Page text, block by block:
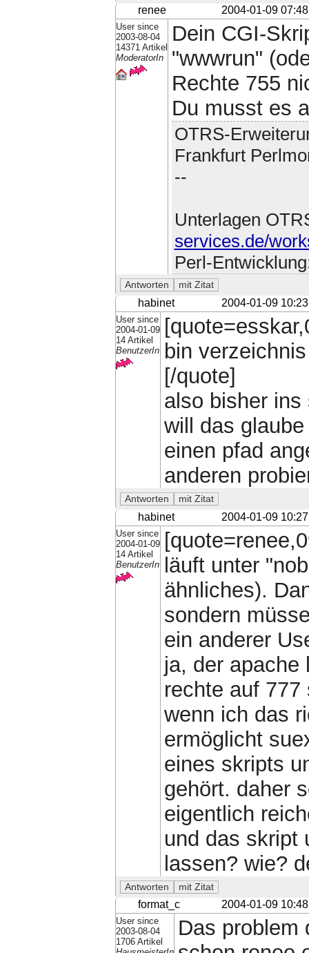
renee 2004-01-09 07:48
User since
2003-08-04
14371 Artikel
ModeratorIn
Dein CGI-
"wwwrun"
Rechte 755
Du musst es
OTRS-
Frankfurt
--
Unterlagen
services.de/
Perl-
habinet 2004-01-09 10:23
User since
2004-01-09
14 Artikel
BenutzerIn
bin
[/quote]
also bisher
will das
einen pfad
anderen
habinet 2004-01-09 10:27
User since
2004-01-09
14 Artikel
BenutzerIn
läuft unter
ähnliches).
sondern
ein anderer
ja, der apache
rechte auf
wenn ich das
ermöglicht
eines skripts
gehört. daher
eigentlich
und das skript
lassen? wie?
format_c 2004-01-09 10:48
User since
2003-08-04
1706 Artikel
Das problem